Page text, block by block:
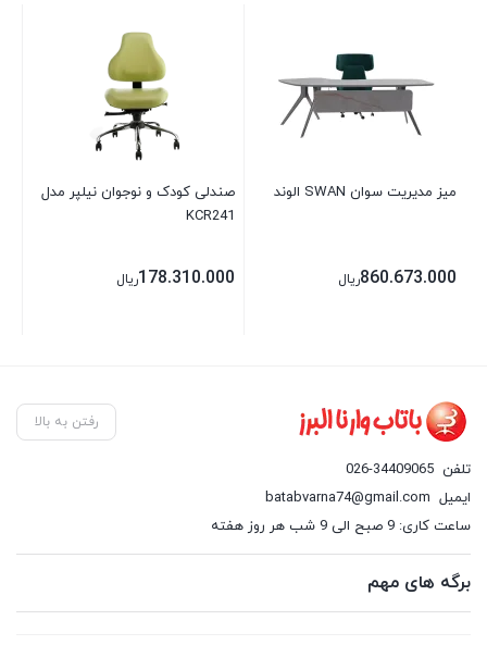
میز مدیریت سوان SWAN الوند
860.673.000ریال
صندلی کودک و نوجوان نیلپر مدل
KCR241
178.310.000ریال
رفتن به بالا
تلفن 026-34409065
ایمیل batabvarna74@gmail.com
ساعت کاری: 9 صبح الی 9 شب هر روز هفته
برگه های مهم